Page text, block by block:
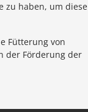
zu haben, um diese
Fütterung von
der Förderung der